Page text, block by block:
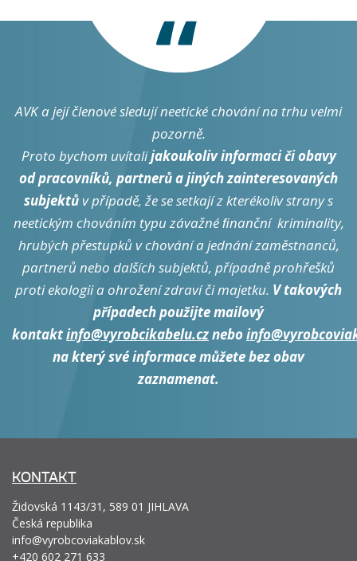
AVK a její členové sledují neetické chování na trhu velmi
pozorně.
Proto bychom uvítalijakoukoliv informaci či obavy
od pracovníků, partnerů a jiných zainteresovaných
subjektů v případě, že se setkají z kterékoliv strany s
neetickým chováním typu závažné ﬁnanční kriminality,
hrubých přestupků v chování a jednání zaměstnanců,
partnerů nebo dalších subjektů, případně prohřešků
proti ekologii a ohrožení zdraví či majetku. V takových
případech použijte mailový
kontaktinfo@vyrobcikabelu.cznebo
na který své informace můžete bez obav
zaznamenat.
KONTAKT
Židovská 1143/31, 589 01 JIHLAVA
Česká republika
info@vyrobcoviakablov.sk
+420 602 271 633